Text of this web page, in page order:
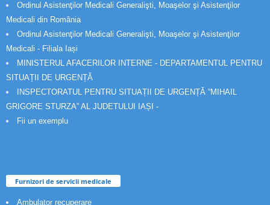
Ordinul Asistenţilor Medicali Generalişti, Moaşelor şi Asistenţilor
Medicali din România
Ordinul Asistenţilor Medicali Generalişti, Moaşelor şi Asistenţilor
Medicali - Filiala Iași
MINISTERUL AFACERILOR INTERNE - DEPARTAMENTUL PENTRU
SITUAȚII DE URGENȚĂ
INSPECTORATUL PENTRU SITUAȚII DE URGENȚĂ “MIHAIL
GRIGORE STURZA” AL JUDETULUI IAȘI -
Fii un exemplu
Furnizori de servicii medicale
Ambulator recuperare